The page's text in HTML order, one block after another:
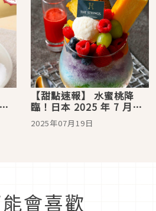
【甜點速報】 水蜜桃降
臨！日本 2025 年 7 月必
吃美麗甜點
2025年07月19日
會喜歡